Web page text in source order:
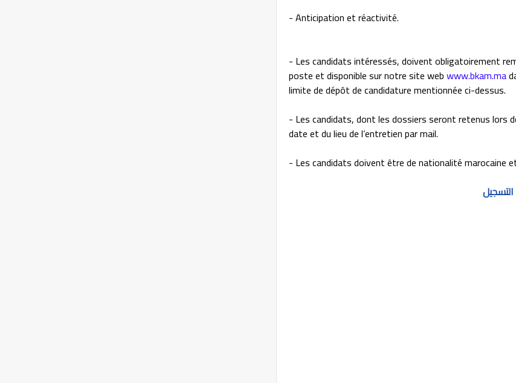
- Anticipation et réactivité.
- Les candidats intéressés, doivent obligatoirement
poste et disponible sur notre site webwww.bkam.ma
limite de dépôt de candidature mentionnée ci-dessus.
- Les candidats, dont les dossiers seront retenus lors
date et du lieu de l’entretien par mail.
- Les candidats doivent être de nationalité marocaine